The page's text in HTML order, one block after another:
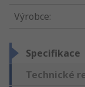
Výrobce:
Specifikace
Technické